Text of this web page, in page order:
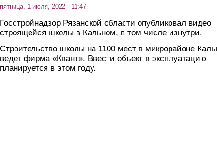
пятница, 1 июля, 2022 - 11:47
Госстройнадзор Рязанской области опубликовал видео
строящейся школы в Кальном, в том числе изнутри.
Строительство школы на 1100 мест в микрорайоне
ведет фирма «Квант». Ввести объект в эксплуатацию
планируется в этом году.